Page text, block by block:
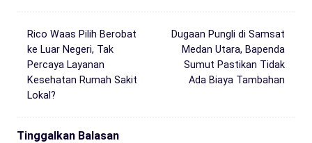
Rico Waas Pilih Berobat
ke Luar Negeri, Tak
Percaya Layanan
Kesehatan Rumah Sakit
Lokal?
Dugaan Pungli di Samsat
Medan Utara, Bapenda
Sumut Pastikan Tidak
Ada Biaya Tambahan
Tinggalkan Balasan